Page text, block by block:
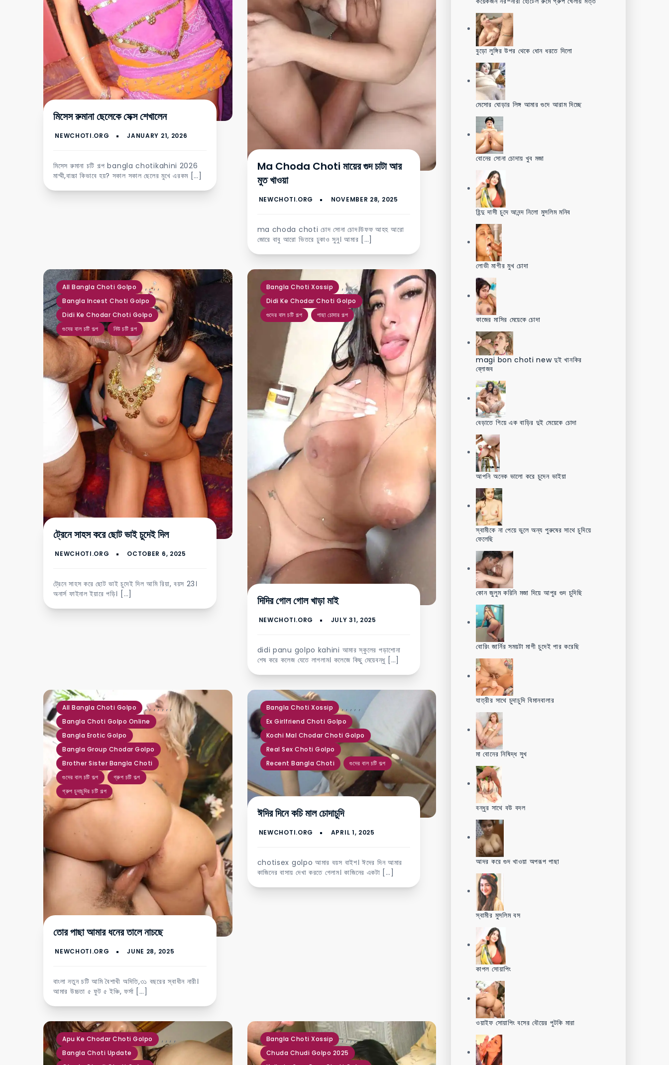
মিসেস রুমানা ছেলেকে সেক্স শেখালেন
মিসেস রুমানা চটি গল্প bangla chotikahini 2026
মাম্মী,বাচ্চা কিভাবে হয়? সকাল সকাল ছেলের মুখে এরকম […]
Ma Choda Choti মায়ের গুদ চাটা আর
মুত খাওয়া
ma choda choti চোদ সোনা চোদ।উফফ আহহ আরো
জোরে বাবু আরো ভিতরে ঢুকাও সুনু। আমার […]
All Bangla Choti Golpo ,
Bangla Incest Choti Golpo
,
Didi Ke Chodar Choti Golpo
,
গুদের বাল চটি গল্প
,
নিউ চটি গল্প
ট্রেনে সাহস করে ছোট ভাই চুদেই দিল
ট্রেনে সাহস করে ছোট ভাই চুদেই দিল আমি রিয়া, বয়স 23।
অনার্স ফাইনাল ইয়ারে পড়ি। […]
Bangla Choti Xossip ,
Didi Ke Chodar Choti Golpo
,
গুদের বাল চটি গল্প
,
পাছা চোদার গল্প
দিদির গোল গোল খাড়া মাই
didi panu golpo kahini আমার স্কুলের পড়াশোনা
শেষ করে কলেজ যেতে লাগলাম। কলেজে কিছু মেয়েবন্ধু […]
All Bangla Choti Golpo ,
Bangla Choti Golpo Online
,
Bangla Erotic Golpo
,
Bangla Group Chodar Golpo
,
Brother Sister Bangla Choti
,
গুদের বাল চটি গল্প
,
গ্রুপ চটি গল্প
,
গ্রুপ চুদাচুদির চটি গল্প
তোর পাছা আমার ধনের তালে নাচছে
বাংলা নতুন চটি আমি বৈশাখী অদিতি,৩১ বছরের স্বাধীন নারী।
আমার উচ্চতা ৫ ফুট ৫ ইঞ্চি, ফর্সা […]
Bangla Choti Xossip ,
Ex Girlfriend Choti Golpo
,
Kochi Mal Chodar Choti Golpo
,
Real Sex Choti Golpo
,
Recent Bangla Choti
,
গুদের বাল চটি গল্প
ঈদির দিনে কচি মাল চোদাচুদি
chotisex golpo আমার বয়স বাইশ। ঈদের দিন আমার
কাজিনের বাসায় দেখা করতে গেলাম। কাজিনের একটা […]
Apu Ke Chodar Choti Golpo ,
Bangla Choti Update
,, , Bangla Choti Xossip ,
Chuda Chudi Golpo 2025
,,,
বুড়ো লুঙ্গির উপর থেকে ধোন ধরতে দিলো
মেসোর ঘোড়ার লিঙ্গ আমার গুদে আরাম দিচ্ছে
বোনের সোনা চোদায় খুব মজা
হিন্দু দাসী চুদে আনন্দ নিলো মুসলিম মনিব
লোভী মাগীর মুখ চোদা
কাজের মাসির মেয়েকে চোদা
magi bon choti new দুই খানকির
ব্লোজব
বেড়াতে গিয়ে এক বাড়ির দুই মেয়েকে চোদা
আপনি অনেক ভালো করে চুদেন ভাইয়া
স্বামীকে না পেয়ে ভুলে অন্য পুরুষের সাথে চুদিয়ে
ফেলেছি
কোন জুলুম করিনি মজা দিয়ে আপুর গুদ চুদিছি
বোরিং জার্নির সময়টা মাগী চুদেই পার করেছি
যাত্রীর সাথে চুদাচুদি বিমানবালার
মা বোনের নিষিদ্ধ সুখ
বন্ধুর সাথে বউ বদল
আদর করে গুদ খাওয়া অপরূপ পাছা
স্বামীর মুসলিম বস
কাপল সোয়াপিং
ওয়াইফ সোয়াপিং বসের বৌয়ের পুটকি মারা